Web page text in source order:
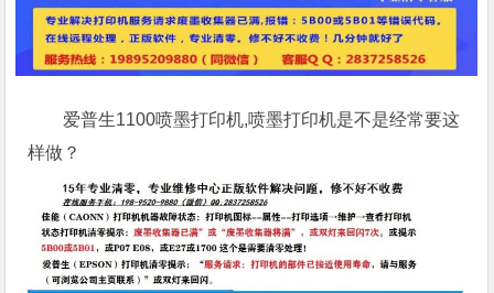
爱普生1100喷墨打印机,喷墨打印机是不是经常要这
样做？